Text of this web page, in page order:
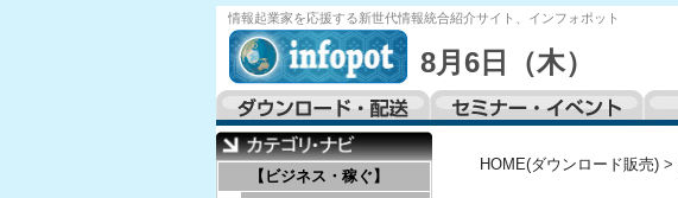
情報起業家を応援する新世代情報統合紹介サイト、 インフォポット
8月6日（木）
【ビジネス・稼ぐ】
HOME(ダウンロード販売) >